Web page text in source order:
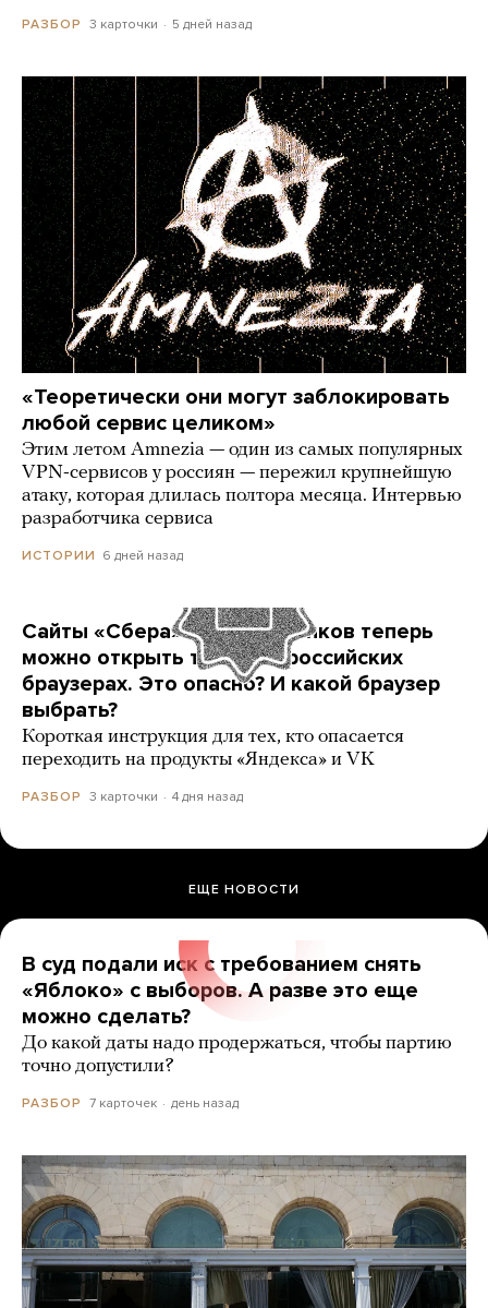
РАЗБОР 3 карточки 5 дней назад
«Теоретически они могут заблокировать
любой сервис целиком»
Этим летом Amnezia — один из самых популярных
VPN-сервисов у россиян — пережил крупнейшую
атаку, которая длилась полтора месяца. Интервью
разработчика сервиса
ИСТОРИИ 6 дней назад
Сайты «Сбера» и других банков теперь
можно открыть только в российских
браузерах. Это опасно? И какой браузер
выбрать?
Короткая инструкция для тех, кто опасается
переходить на продукты «Яндекса» и VK
РАЗБОР 3 карточки 4 дня назад
ЕЩЕ НОВОСТИ
В суд подали иск с требованием снять
«Яблоко» с выборов. А разве это еще
можно сделать?
До какой даты надо продержаться, чтобы партию
точно допустили?
РАЗБОР 7 карточек день назад